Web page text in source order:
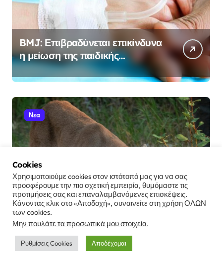
BMJ: Επιβραδύνεται επικίνδυνα
η μείωση της παιδικής
θνησιμότητας παγκοσμίως –
Κίνδυνος αποτυχίας των
στόχων έως το 2030
Νεα
Μελέτη στις ΗΠΑ: Η παρουσία
πούμα μειώνει κατά 76% τα
τροχαία με ελάφια
Cookies
Χρησιμοποιούμε cookies στον ιστότοπό μας για να σας
προσφέρουμε την πιο σχετική εμπειρία, θυμόμαστε τις
προτιμήσεις σας και επαναλαμβανόμενες επισκέψεις.
Κάνοντας κλικ στο «Αποδοχή», συναινείτε στη χρήση ΟΛΩΝ
των cookies.
Μην πουλάτε τα προσωπικά μου στοιχεία.
Ρυθμίσεις Cookies Αποδέχομαι